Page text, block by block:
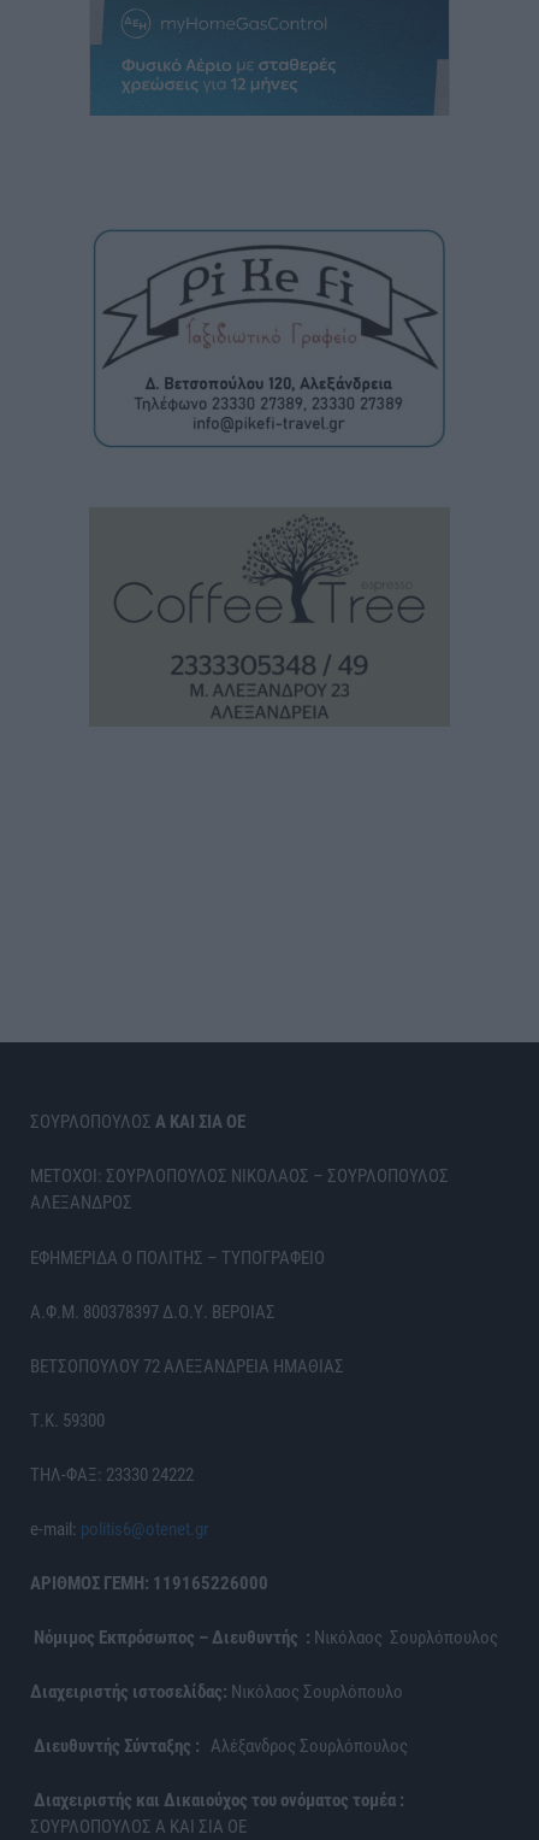
ΣΟΥΡΛΟΠΟΥΛΟΣ Α ΚΑΙ ΣΙΑ ΟΕ
ΜΕΤΟΧΟΙ: ΣΟΥΡΛΟΠΟΥΛΟΣ ΝΙΚΟΛΑΟΣ – ΣΟΥΡΛΟΠΟΥΛΟΣ
ΑΛΕΞΑΝΔΡΟΣ
ΕΦΗΜΕΡΙΔΑ Ο ΠΟΛΙΤΗΣ – ΤΥΠΟΓΡΑΦΕΙΟ
Α.Φ.Μ. 800378397 Δ.Ο.Υ. ΒΕΡΟΙΑΣ
ΒΕΤΣΟΠΟΥΛΟΥ 72 ΑΛΕΞΑΝΔΡΕΙΑ ΗΜΑΘΙΑΣ
Τ.Κ. 59300
ΤΗΛ-ΦΑΞ: 23330 24222
e-mail: politis6@otenet.gr
ΑΡΙΘΜΟΣ ΓΕΜΗ: 119165226000
Νόμιμος Εκπρόσωπος – Διευθυντής : Νικόλαος Σουρλόπουλος
Διαχειριστής ιστοσελίδας: Νικόλαος Σουρλόπουλο
Διευθυντής Σύνταξης : Αλέξανδρος Σουρλόπουλος
Διαχειριστής και Δικαιούχος του ονόματος τομέα :
ΣΟΥΡΛΟΠΟΥΛΟΣ Α ΚΑΙ ΣΙΑ ΟΕ